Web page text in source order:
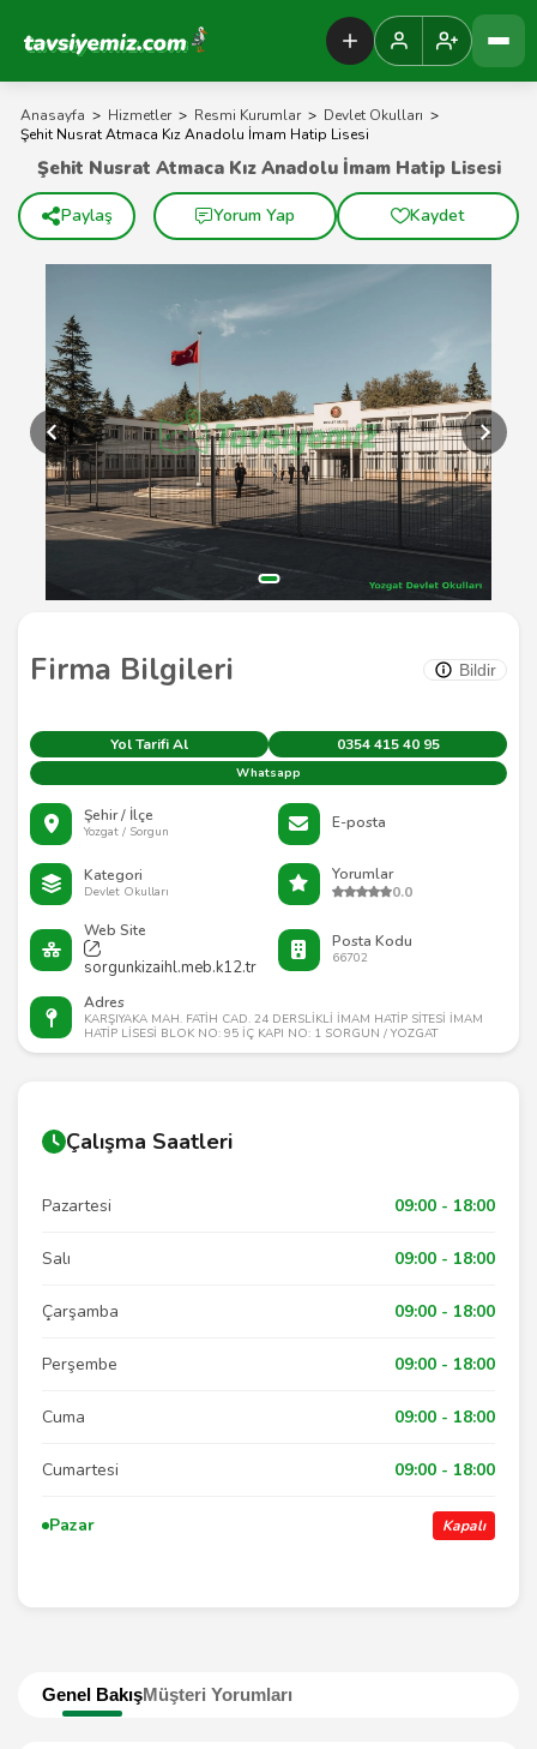
Tavsiyemiz Anasayfa
Anasayfa > Hizmetler > Resmi Kurumlar > Devlet Okulları >
Şehit Nusrat Atmaca Kız Anadolu İmam Hatip Lisesi
Firma Bilgileri Bildir
Yol Tarifi Al 0354 415 40 95
Whatsapp
Şehir / İlçe
Yozgat / Sorgun E-posta
Kategori
Devlet Okulları
Yorumlar
0.0
Web Site
sorgunkizaihl.meb.k12.tr
Posta Kodu
66702
Adres
KARŞIYAKA MAH. FATİH CAD. 24 DERSLİKLİ İMAM HATİP SİTESİ İMAM
HATİP LİSESİ BLOK NO: 95 İÇ KAPI NO: 1 SORGUN / YOZGAT
Şehit Nusrat Atmaca Kız Anadolu İmam Hatip Lisesi
Paylaş Yorum Yap Kaydet
Genel BakışMüşteri Yorumları
Çalışma Saatleri
Pazartesi 09:00 - 18:00
Salı 09:00 - 18:00
Çarşamba 09:00 - 18:00
Perşembe 09:00 - 18:00
Cuma 09:00 - 18:00
Cumartesi 09:00 - 18:00
Pazar Kapalı